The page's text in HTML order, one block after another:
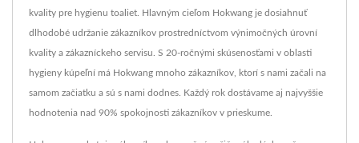
kvality pre hygienu toaliet. Hlavným cieľom Hokwang je dosiahnuť
dlhodobé udržanie zákazníkov prostredníctvom výnimočných úrovní
kvality a zákazníckeho servisu. S 20-ročnými skúsenosťami v oblasti
hygieny kúpeľní má Hokwang mnoho zákazníkov, ktorí s nami začali na
samom začiatku a sú s nami dodnes. Každý rok dostávame aj najvyššie
hodnotenia nad 90% spokojnosti zákazníkov v prieskume.